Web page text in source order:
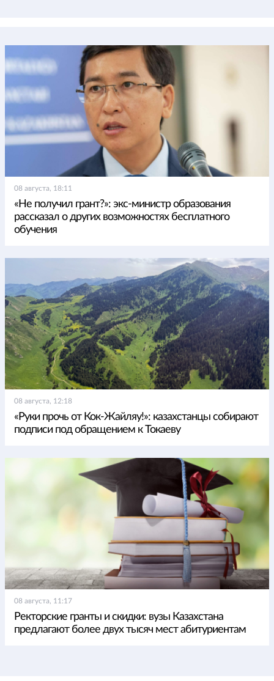
08 августа, 18:11
«Не получил грант?»: экс-министр образования
рассказал о других возможностях бесплатного
обучения
08 августа, 12:18
«Руки прочь от Кок-Жайляу!»: казахстанцы собирают
подписи под обращением к Токаеву
08 августа, 11:17
Ректорские гранты и скидки: вузы Казахстана
предлагают более двух тысяч мест абитуриентам